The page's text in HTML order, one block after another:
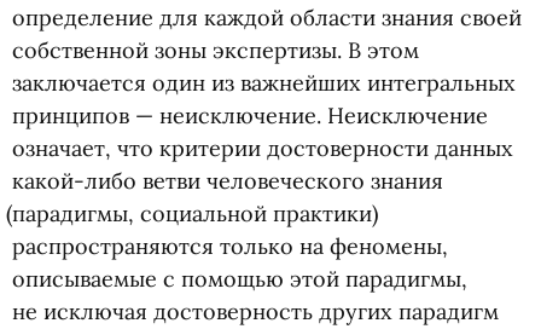
определение для каждой области знания своей
собственной зоны экспертизы. В этом
заключается один из важнейших интегральных
принципов — неисключение. Неисключение
означает, что критерии достоверности данных
какой-либо ветви человеческого знания
(парадигмы, социальной практики)
распространяются только на феномены,
описываемые с помощью этой парадигмы,
не исключая достоверность других парадигм